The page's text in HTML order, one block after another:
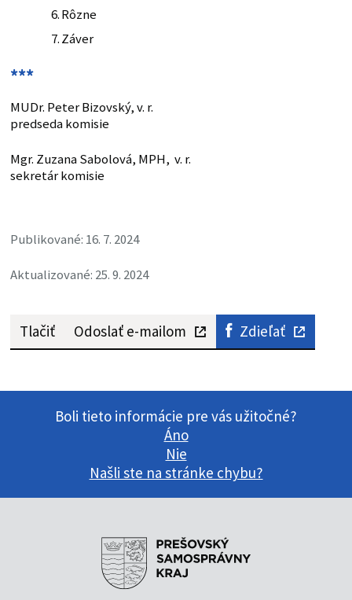
Rôzne
Záver
***
MUDr. Peter Bizovský, v. r.
predseda komisie
Mgr. Zuzana Sabolová, MPH, v. r.
sekretár komisie
Publikované: 16. 7. 2024
Aktualizované: 25. 9. 2024
Tlačiť Odoslať e-mailom Zdieľať
Boli tieto informácie pre vás užitočné?
Áno
Nie
Našli ste na stránke chybu?